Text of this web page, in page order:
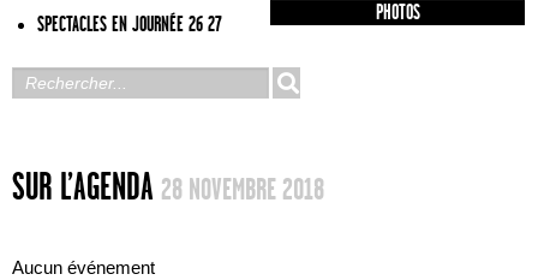
SPECTACLES EN JOURNÉE 26 27
PHOTOS
SUR L’AGENDA 28 NOVEMBRE 2018
Aucun événement